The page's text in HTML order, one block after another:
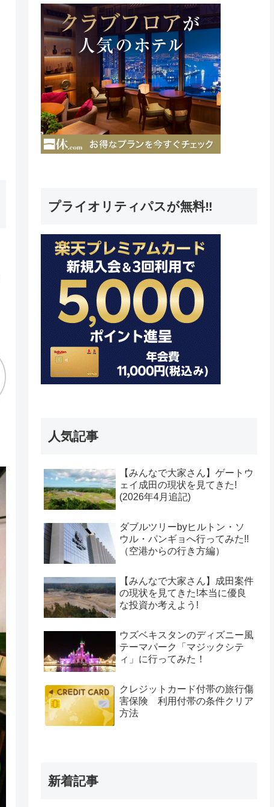
プライオリティパスが無料‼
人気記事
【みんなで大家さん】ゲートウ
ェイ成田の現状を見てきた!
(2026年4月追記)
ダブルツリーbyヒルトン・ソ
ウル・パンギョへ行ってみた!!
（空港からの行き方編）
【みんなで大家さん】成田案件
の現状を見てきた!本当に優良
な投資か考えよう!
ウズベキスタンのディズニー風
テーマパーク「マジックシテ
ィ」に行ってみた！
クレジットカード付帯の旅行傷
害保険 利用付帯の条件クリア
方法
新着記事